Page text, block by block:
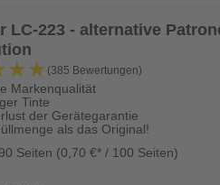
LC-223 - alternative
(385 Bewertungen)
Markenqualität
Tinte
der Gerätegarantie
als das Original!
Seiten (0,70 €* / 100 Seiten)